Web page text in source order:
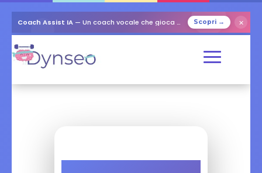
Coach Assist IA — Un coach vocale che gioca con i tuoi cari Scopri → ✕